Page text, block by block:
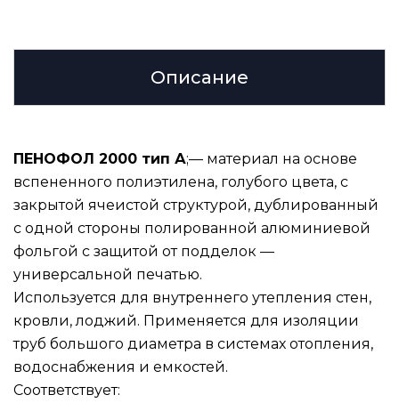
Описание
ПЕНОФОЛ 2000 тип А;— материал на основе
вспененного полиэтилена, голубого цвета, с
закрытой ячеистой структурой, дублированный
с одной стороны полированной алюминиевой
фольгой с защитой от подделок —
универсальной печатью.
Используется для внутреннего утепления стен,
кровли, лоджий. Применяется для изоляции
труб большого диаметра в системах отопления,
водоснабжения и емкостей.
Соответствует: